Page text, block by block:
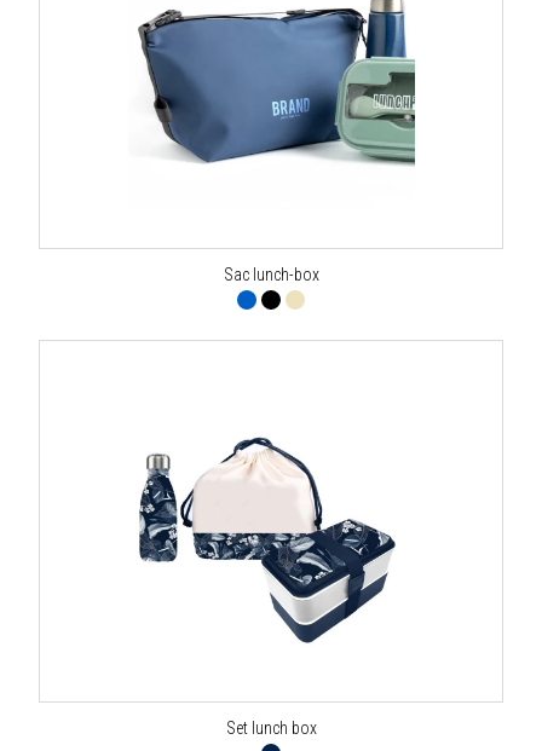
Sac lunch-box
Set lunch box